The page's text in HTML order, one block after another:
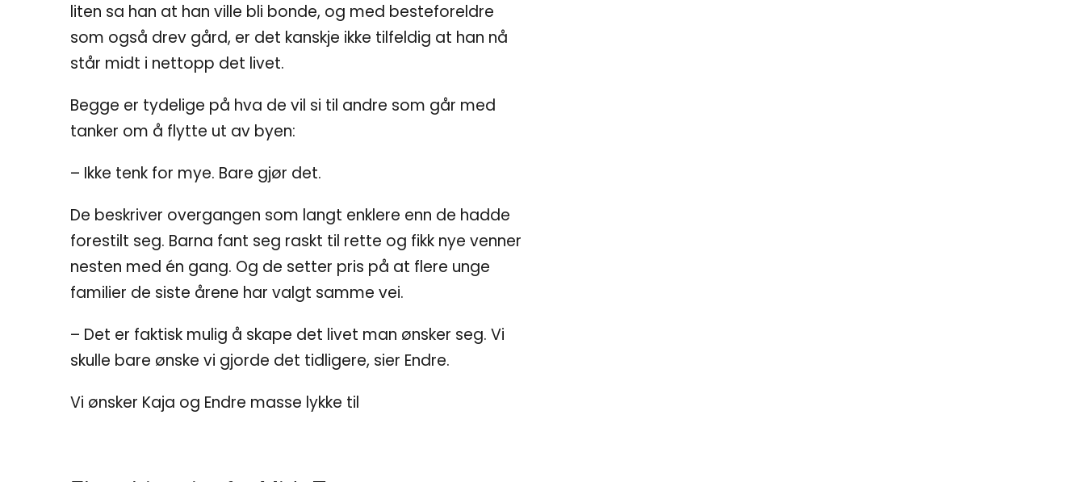
liten sa han at han ville bli bonde, og med besteforeldre
som også drev gård, er det kanskje ikke tilfeldig at han nå
står midt i nettopp det livet.
Begge er tydelige på hva de vil si til andre som går med
tanker om å flytte ut av byen:
– Ikke tenk for mye. Bare gjør det.
De beskriver overgangen som langt enklere enn de hadde
forestilt seg. Barna fant seg raskt til rette og fikk nye venner
nesten med én gang. Og de setter pris på at flere unge
familier de siste årene har valgt samme vei.
– Det er faktisk mulig å skape det livet man ønsker seg. Vi
skulle bare ønske vi gjorde det tidligere, sier Endre.
Vi ønsker Kaja og Endre masse lykke til